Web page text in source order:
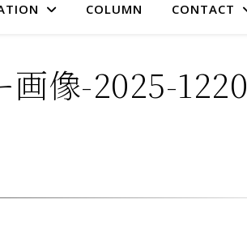
COLUMN CONTACT
画像-2025-1220